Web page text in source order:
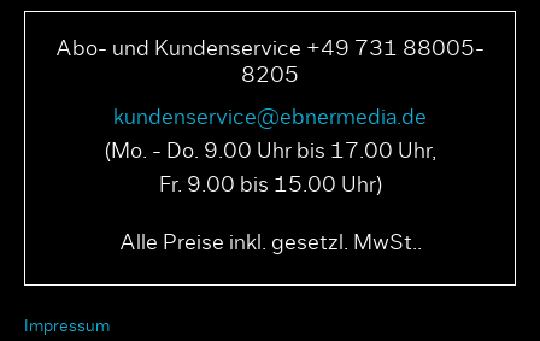
Abo- und Kundenservice +49 731 88005-
8205
kundenservice@ebnermedia.de
(Mo. - Do. 9.00 Uhr bis 17.00 Uhr,
Fr. 9.00 bis 15.00 Uhr)
Alle Preise inkl. gesetzl. MwSt..
Impressum